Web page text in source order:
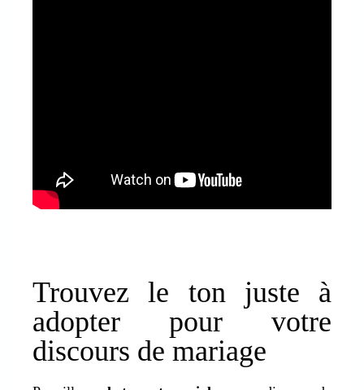
Trouvez le ton juste à
adopter pour votre
discours de mariage